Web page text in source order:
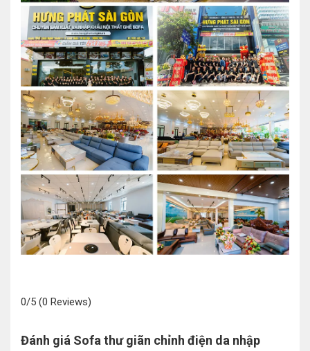
0/5 (0 Reviews)
Đánh giá Sofa thư giãn chỉnh điện da nhập